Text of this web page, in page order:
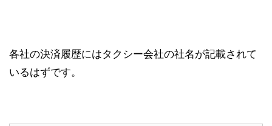
各社の決済履歴にはタクシー会社の社名が記載されて
いるはずです。